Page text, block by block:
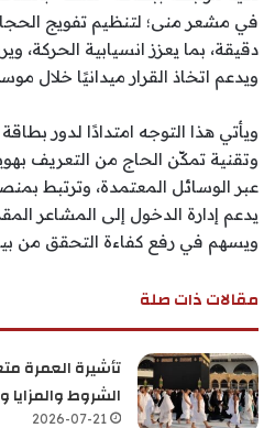
في مشعر منى؛ لتنظيم تفويج
دقيقة، بما يعزز انسيابية الحركة،
ويدعم اتخاذ القرار ميدانيًا خلال
ويأتي هذا التوجه امتدادًا لدور
وتقنية تمكّن الحاج من التعريف
عبر الوسائل المعتمدة، وترتبط
يدعم إدارة الدخول إلى المشاعر
ويسهم في رفع كفاءة التحقق من
مقالات ذات صلة
تأشيرة العمرة
الشروط
2026-07-21